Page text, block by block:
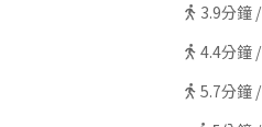
3.9分鐘 /
4.4分鐘 /
5.7分鐘 /